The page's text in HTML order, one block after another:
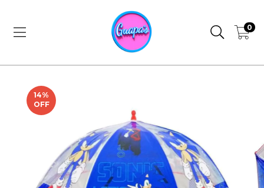
0
14%
OFF